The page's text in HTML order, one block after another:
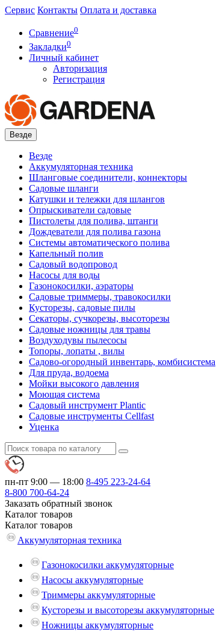
Сервис Контакты Оплата и доставка
Сравнение0
Закладки0
Личный кабинет
Авторизация
Регистрация
Везде
Везде
Аккумуляторная техника
Шланговые соединители, коннекторы
Садовые шланги
Катушки и тележки для шлангов
Опрыскиватели садовые
Пистолеты для полива, штанги
Дождеватели для полива газона
Системы автоматического полива
Капельный полив
Садовый водопровод
Насосы для воды
Газонокосилки, аэраторы
Садовые триммеры, травокосилки
Кусторезы, садовые пилы
Секаторы, сучкорезы, высоторезы
Садовые ножницы для травы
Воздуходувы пылесосы
Топоры, лопаты , вилы
Садово-огородный инвентарь, комбисистема
Для пруда, водоема
Мойки высокого давления
Моющая система
Садовый инструмент Plantic
Садовые инструменты Cellfast
Уценка
пн-пт 9:00 — 18:00 8-495 223-24-64
8-800 700-64-24
Заказать обратный звонок
Каталог товаров
Каталог товаров
Аккумуляторная техника
Газонокосилки аккумуляторные
Насосы аккумуляторные
Триммеры аккумуляторные
Кусторезы и высоторезы аккумуляторные
Ножницы аккумуляторные